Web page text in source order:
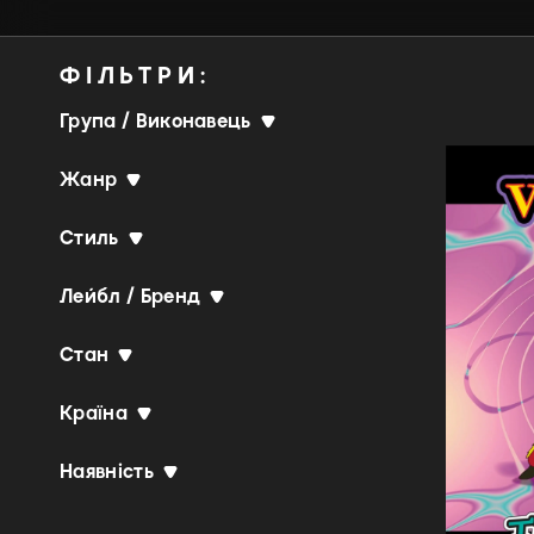
ФІЛЬТРИ:
Група / Виконавець
Жанр
Стиль
Лейбл / Бренд
Стан
Країна
Наявність